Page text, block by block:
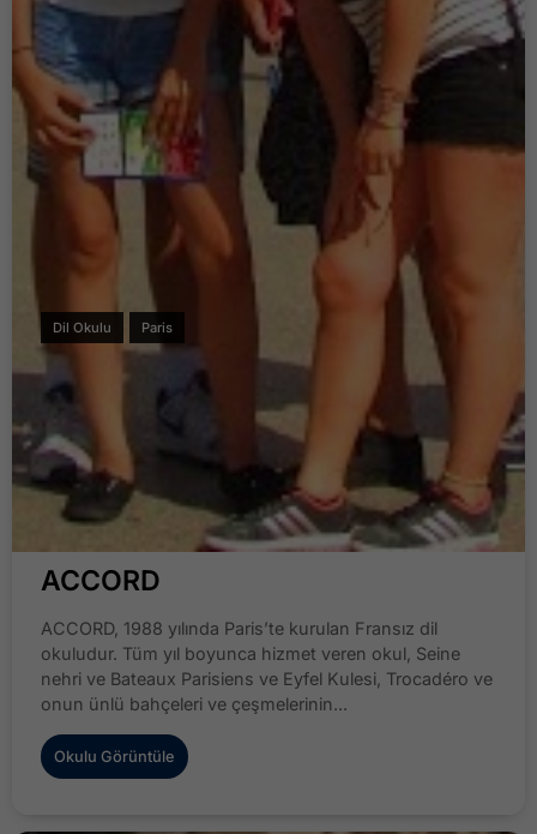
Dil Okulu Paris
ACCORD
ACCORD, 1988 yılında Paris’te kurulan Fransız dil
okuludur. Tüm yıl boyunca hizmet veren okul, Seine
nehri ve Bateaux Parisiens ve Eyfel Kulesi, Trocadéro ve
onun ünlü bahçeleri ve çeşmelerinin...
Okulu Görüntüle